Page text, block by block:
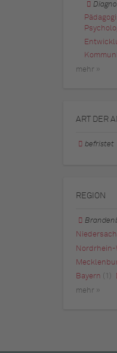
mehr »
ART DER
befristet
REGION
Bayern (1)
mehr »